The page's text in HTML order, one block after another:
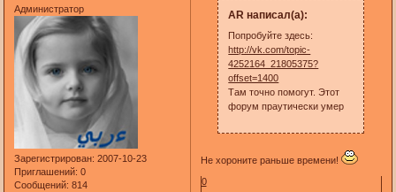
Администратор
Зарегистрирован: 2007-10-23
Приглашений: 0
Сообщений: 814
AR написал(а):
Попробуйте здесь:
http://vk.com/topic-
4252164_21805375?
offset=1400
Там точно помогут. Этот
форум праутически умер
Не хороните раньше времени!
0